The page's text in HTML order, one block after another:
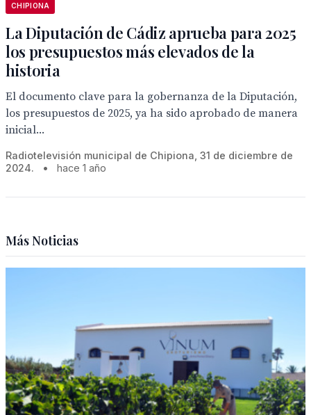
CHIPIONA
La Diputación de Cádiz aprueba para 2025
los presupuestos más elevados de la
historia
El documento clave para la gobernanza de la Diputación,
los presupuestos de 2025, ya ha sido aprobado de manera
inicial...
Radiotelevisión municipal de Chipiona, 31 de diciembre de
2024.
• hace 1 año
Más Noticias